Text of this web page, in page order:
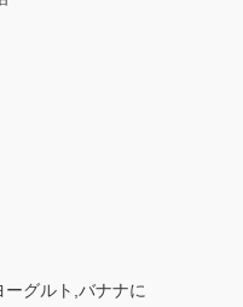
ーグルト,バナナに